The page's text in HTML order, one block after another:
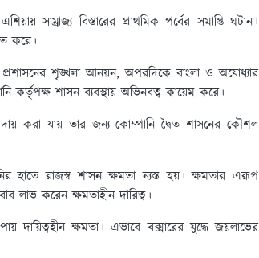
সাম্রাজ্য বিস্তারের প্রাথমিক পর্বের সমাপ্তি ঘটান।
করে।
শৃঙ্খলা আনয়ন, অপরদিকে বাংলা ও অযোধ্যার
কর্তৃপক্ষ শাসন ব্যবস্থায় অভিনবত্ব কায়েম করে।
করা যায় তার জন্য কোম্পানি দ্বৈত শাসনের কৌশল
হাতে রাজস্ব শাসন ক্ষমতা ন্যস্ত হয়। ক্ষমতার এরূপ
লাভ করেন ক্ষমতাহীন দারিত্ব।
দায়িত্বহীন ক্ষমতা। এভাবে বক্সারের যুদ্ধে জয়লাভের